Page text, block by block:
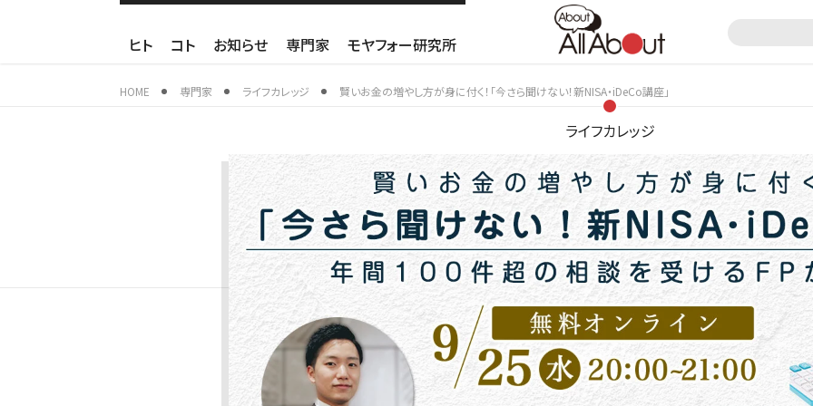
ヒト コト お知らせ 専門家 モヤフォー研究所
HOME 専門家 ライフカレッジ 賢いお金の増やし方が身に付く！「今さら聞けない！新NISA・iDeCo講座」
ライフカレッジ